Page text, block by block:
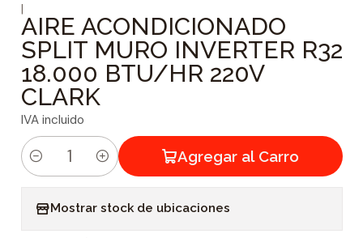
|
AIRE ACONDICIONADO
SPLIT MURO INVERTER R32
18.000 BTU/HR 220V
CLARK
IVA incluido
C
Agregar al Carro
Mostrar stock de ubicaciones